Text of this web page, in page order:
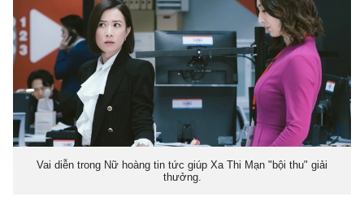
Vai diễn trong Nữ hoàng tin tức giúp Xa Thi Mạn "bội thu" giải
thưởng.